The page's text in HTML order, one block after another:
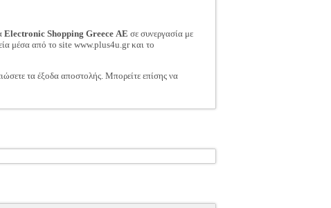
Electronic Shopping Greece ΑΕ σε συνεργασία με
μέσα από το site www.plus4u.gr και το
τα έξοδα αποστολής. Μπορείτε επίσης να